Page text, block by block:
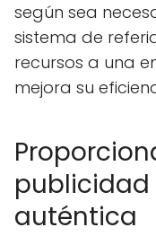
según sea
sistema de
recursos a una
mejora su
auténtica